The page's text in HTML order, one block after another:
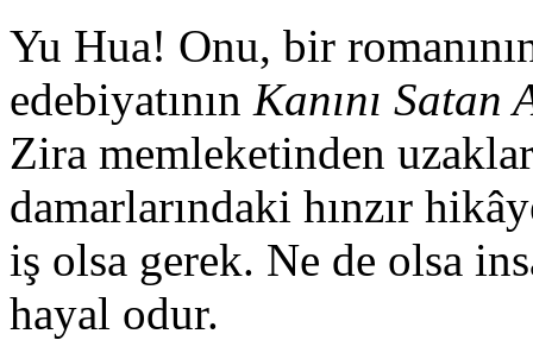
Yu Hua! Onu, bir
edebiyatının Kanını Satan
Zira memleketinden
damarlarındaki hınzır
iş olsa gerek. Ne de olsa
hayal odur.